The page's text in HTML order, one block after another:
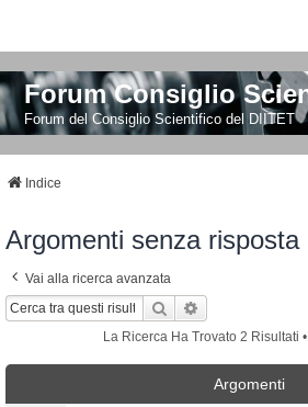
Forum Consiglio
Forum del Consiglio Scientifico del DIITET
Indice
Argomenti senza risposta
Vai alla ricerca avanzata
Cerca
La Ricerca Ha Trovato 2 Risultati
Argomenti